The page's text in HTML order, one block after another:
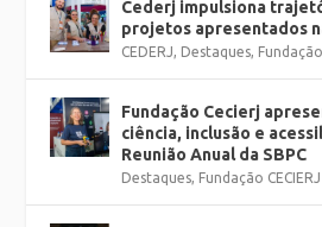
Cederj impulsiona
projetos apresentados
CEDERJ, Destaques,
Fundação Cecierj
ciência, inclusão e
Reunião Anual da SBPC
Destaques, Fundação CECIERJ